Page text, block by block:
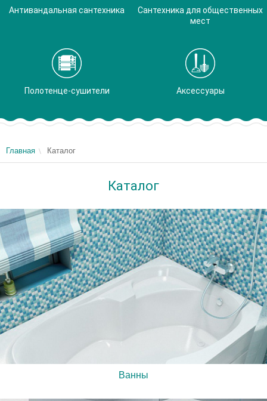
Антивандальная сантехника
Сантехника для общественных
мест
Полотенце-сушители Аксессуары
Главная Каталог
Каталог
Ванны